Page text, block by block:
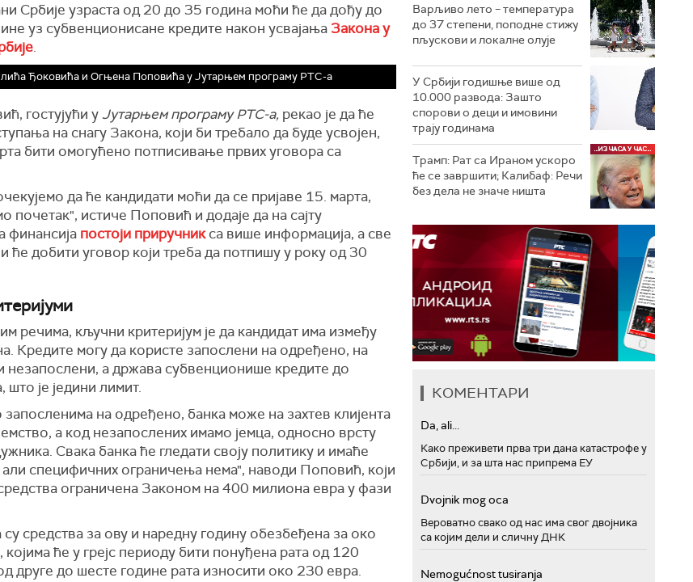
Србије узраста од 20 до 35 година моћи ће да дођу до
уз субвенционисане кредите након усвајања Закона у
.
Ђоковића и Огњена Поповића у Јутарњем програму РТС-а
гостујући у Јутарњем програму РТС-а, рекао је да ће
на снагу Закона, који би требало да буде усвојен,
бити омогућено потписивање првих уговора са
да ће кандидати моћи да се пријаве 15. марта,
почетак", истиче Поповић и додаје да на сајту
финансија постоји приручникса више информација, а све
ће добити уговор који треба да потпишу у року од 30
речима, кључни критеријум је да кандидат има између
Кредите могу да користе запослени на одређено, на
незапослени, а држава субвенционише кредите до
је једини лимит.
запосленима на одређено, банка може на захтев клијента
а код незапослених имамо јемца, односно врсту
Свака банка ће гледати своју политику и имаће
али специфичних ограничења нема", наводи Поповић, који
ограничена Законом на 400 милиона евра у фази
средства за ову и наредну годину обезбеђена за око
ће у грејс периоду бити понуђена рата од 120
друге до шесте године рата износити око 230 евра.
Варљиво лето – температура
до 37 степени, поподне стижу
пљускови и локалне олује
У Србији годишње више од
10.000 развода: Зашто
спорови о деци и имовини
трају годинама
Трамп: Рат са Ираном ускоро
ће се завршити; Калибаф: Речи
без дела не значе ништа
КОМЕНТАРИ
Da, ali...
Како преживети прва три дана катастрофе у
Србији, и за шта нас припрема ЕУ
Dvojnik mog oca
Вероватно свако од нас има свог двојника
са којим дели и сличну ДНК
Nemogućnost tusiranja